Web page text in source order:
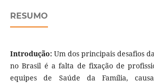
RESUMO
Introdução: Um dos principais desafios
no Brasil é a falta de fixação de
equipes de Saúde da Família,